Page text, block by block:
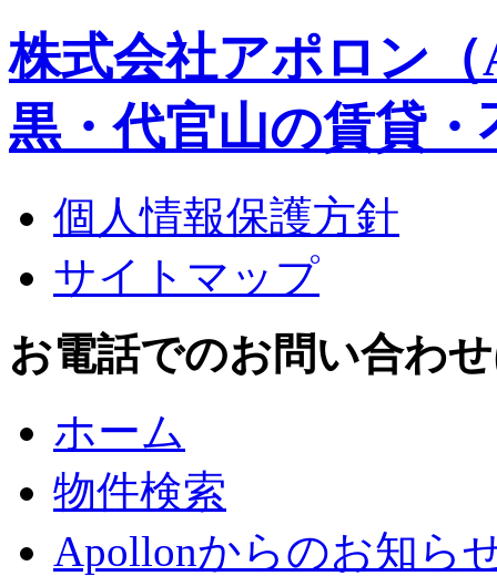
株式会社アポロン
黒・代官山の賃貸・
個人情報保護方針
サイトマップ
お電話でのお問い合わ
ホーム
物件検索
Apollonからのお知ら